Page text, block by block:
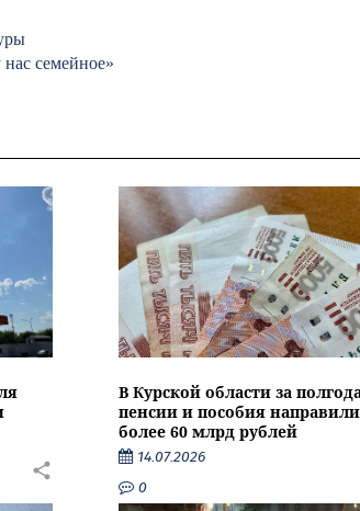
семейное»
В Курской области за
пенсии и пособия направили
более 60 млрд рублей
14.07.2026
0